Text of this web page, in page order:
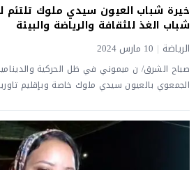
خيرة شباب العيون سيدي ملوك تلتئم
شباب الغذ للثقافة والرياضة والبيئة
الرياضة 10 مارس 2024
صباح الشرق/ ن ميموني في ظل الحركية
الجمعوي بالعيون سيدي ملوك خاصة وبإقليم